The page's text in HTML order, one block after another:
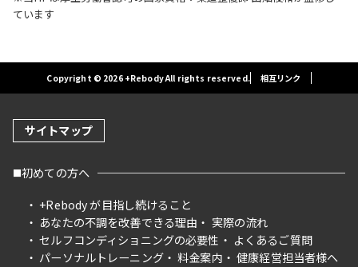
ています
Copyright © 2026 +Rebody All rights reserved. 相互リンク
サイトマップ
初めての方へ
+Rebody が目指し続けること
あなたの不調を改善できる理由
実際の流れ
セルフコンディショニングの必要性
よくあるご質問
パーソナルトレーニング
料金案内 健康経営担当者様へ